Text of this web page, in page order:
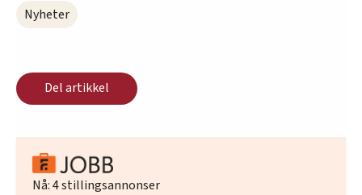
Nyheter
Del artikkel
Nå:4stillingsannonser